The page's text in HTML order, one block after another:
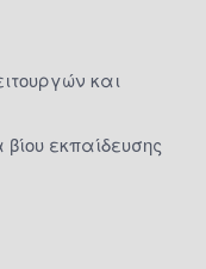
και
εκπαίδευσης